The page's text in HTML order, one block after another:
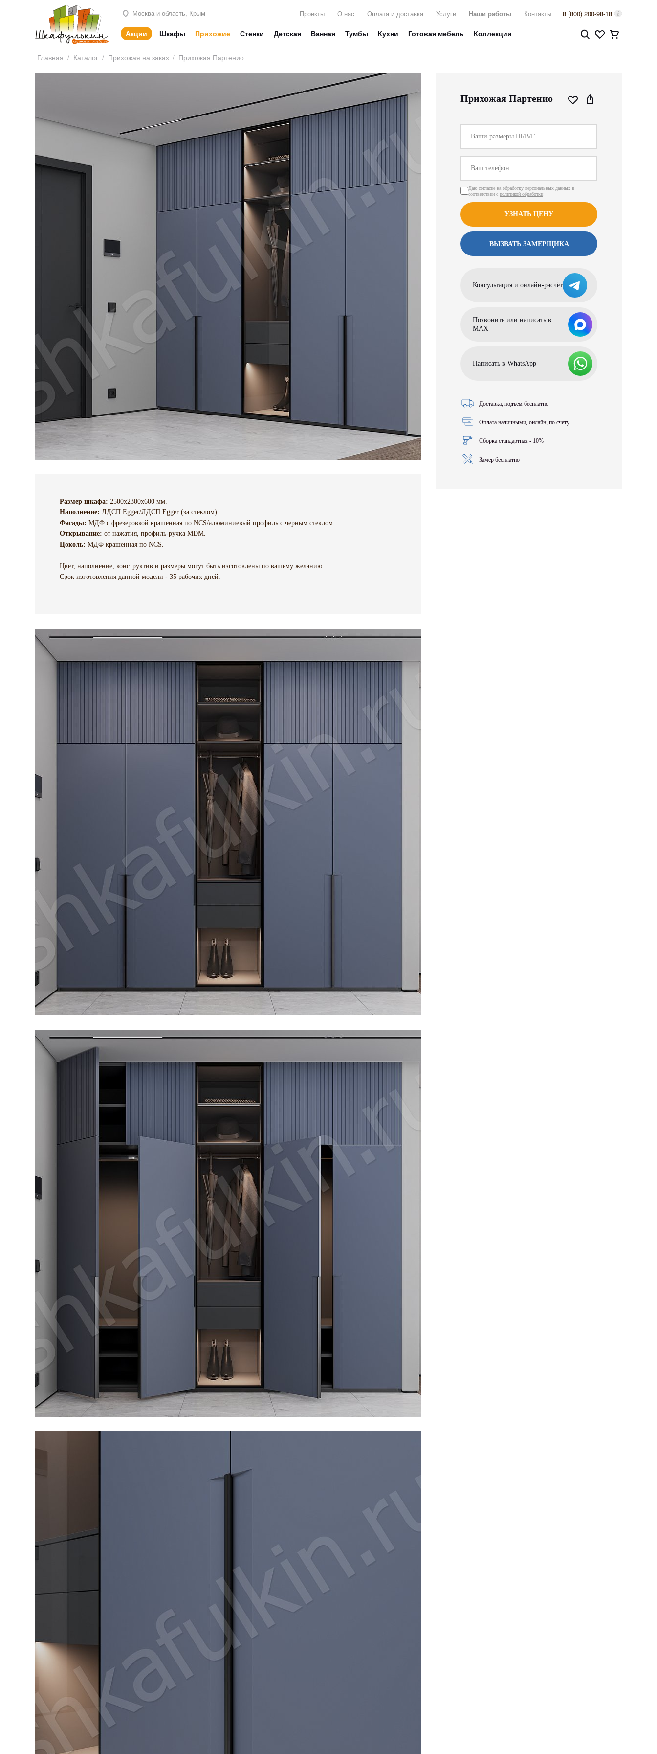
Москва и область, Крым Проекты О нас Оплата и доставка Услуги Наши работы Контакты 8 (800) 200-98-18
Акции Шкафы Прихожие Стенки Детская Ванная Тумбы Кухни Готовая мебель Коллекции
Главная / Каталог / Прихожая на заказ / Прихожая Партенио
Размер шкафа: 2500х2300х600 мм.
Наполнение: ЛДСП Egger/ЛДСП Egger (за стеклом).
Фасады: МДФ c фрезеровкой крашенная по NCS/алюминиевый профиль с черным стеклом.
Открывание: от нажатия, профиль-ручка MDM.
Цоколь: МДФ крашенная по NCS.
Цвет, наполнение, конструктив и размеры могут быть изготовлены по вашему желанию.
Срок изготовления данной модели - 35 рабочих дней.
Прихожая Партенио
Даю согласие на обработку персональных данных в
соответствии с политикой обработки
УЗНАТЬ ЦЕНУ
ВЫЗВАТЬ ЗАМЕРЩИКА
Консультация и онлайн-расчёт
Позвонить или написать в
МАХ
Написать в WhatsApp
Доставка, подъем бесплатно
Оплата наличными, онлайн, по счету
Сборка стандартная - 10%
Замер бесплатно